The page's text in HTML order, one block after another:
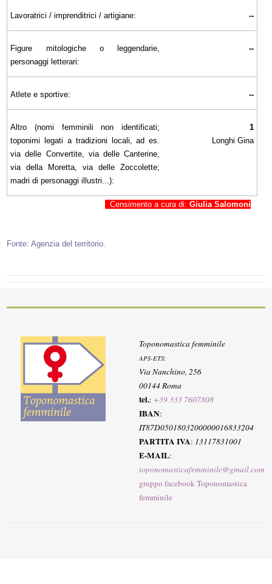
Lavoratrici / imprenditrici / artigiane: --
Figure mitologiche o leggendarie,
personaggi letterari:
--
Atlete e sportive: --
Altro (nomi femminili non identificati;
toponimi legati a tradizioni locali, ad es.
via delle Convertite, via delle Canterine,
via della Moretta, via delle Zoccolette;
madri di personaggi illustri...):
1
Longhi Gina
Censimento a cura di: Giulia Salomoni
Fonte: Agenzia del territorio.
Toponomastica femminile
APS-ETS:
Via Nanchino, 256
00144 Roma
tel.:+39 333 7607808
IBAN:
IT87D0501803200000016833204
PARTITA IVA: 13117831001
E-MAIL:
toponomasticafemminile@gmail.com
gruppo facebook Toponomastica
femminile